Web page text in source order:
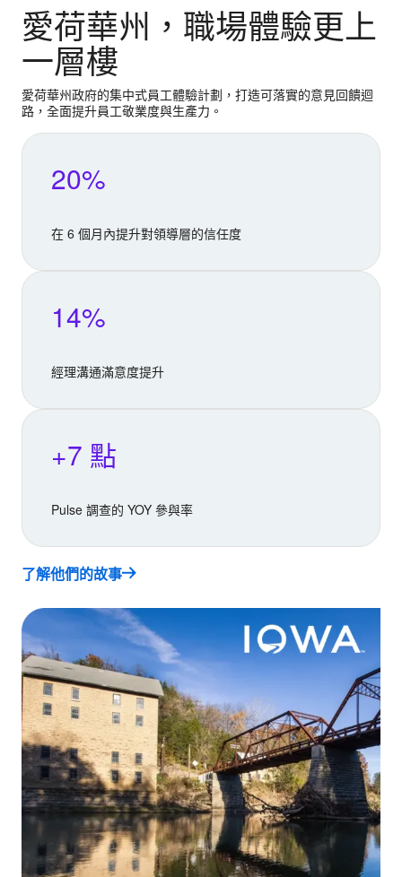
愛荷華州，職場體驗更上
一層樓
愛荷華州政府的集中式員工體驗計劃，打造可落實的意見回饋迴
路，全面提升員工敬業度與生產力。
20%
在 6 個月內提升對領導層的信任度
14%
經理溝通滿意度提升
+7 點
Pulse 調查的 YOY 參與率
了解他們的故事